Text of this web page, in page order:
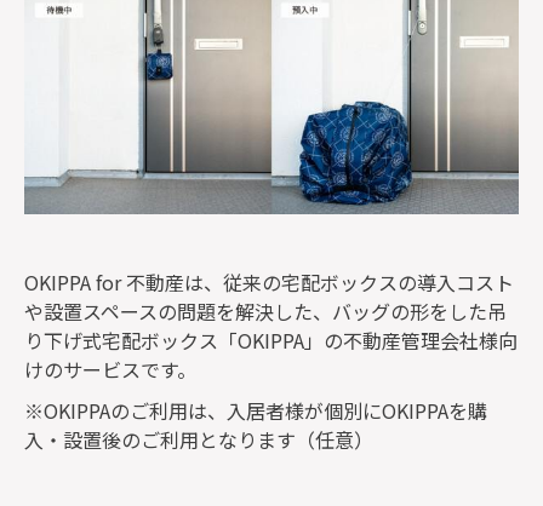
OKIPPA for 不動産は、従来の宅配ボックスの導入コスト
や設置スペースの問題を解決した、バッグの形をした吊
り下げ式宅配ボックス「OKIPPA」の不動産管理会社様向
けのサービスです。
※OKIPPAのご利用は、入居者様が個別にOKIPPAを購
入・設置後のご利用となります（任意）